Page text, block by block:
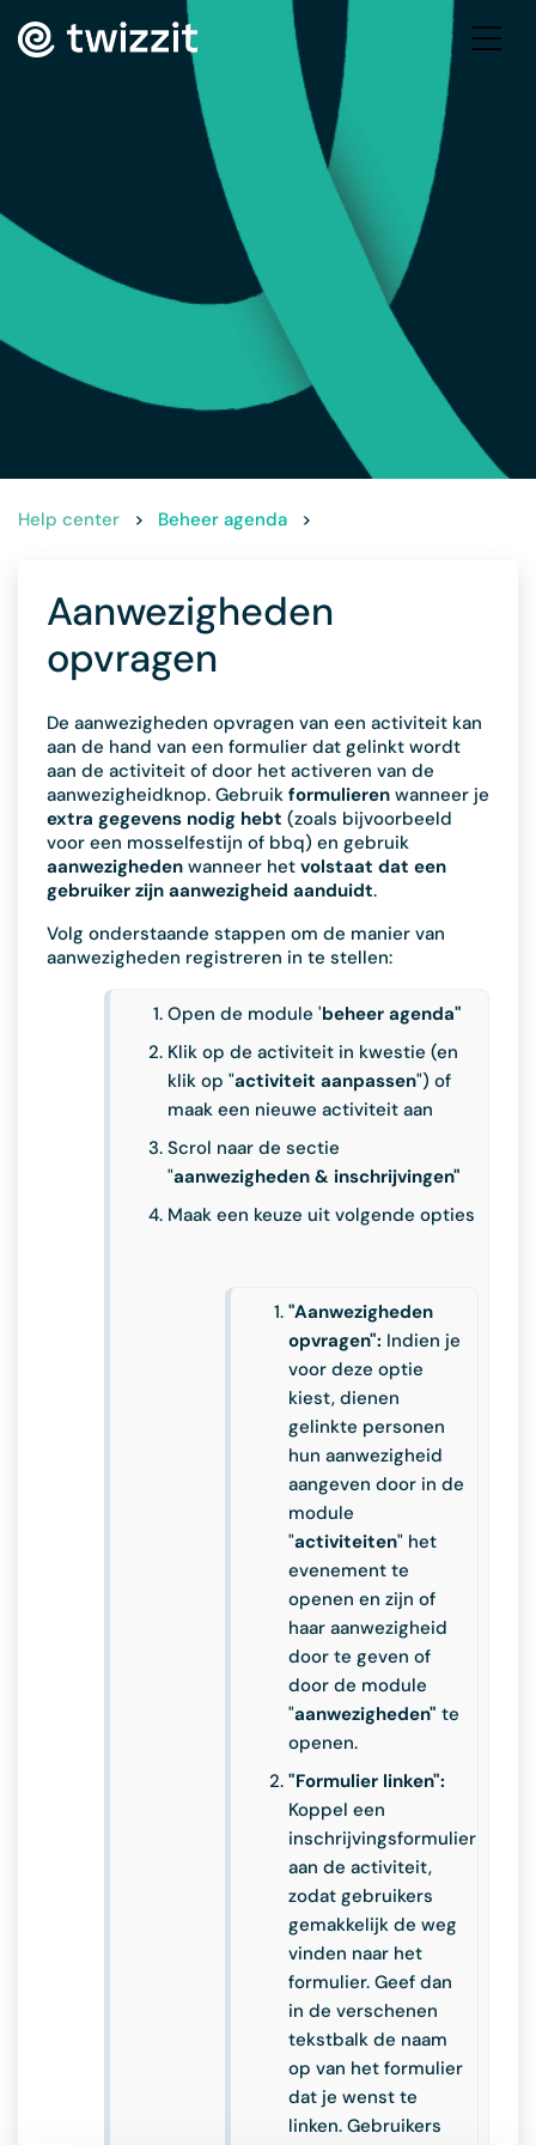
Help center > Beheer agenda >
Aanwezigheden
opvragen
De aanwezigheden opvragen van een activiteit kan
aan de hand van een formulier dat gelinkt wordt
aan de activiteit of door het activeren van de
aanwezigheidknop. Gebruik formulieren wanneer je
extra gegevens nodig hebt (zoals bijvoorbeeld
voor een mosselfestijn of bbq) en gebruik
aanwezigheden wanneer het volstaat dat een
gebruiker zijn aanwezigheid aanduidt.
Volg onderstaande stappen om de manier van
aanwezigheden registreren in te stellen:
Open de module 'beheer agenda"
Klik op de activiteit in kwestie (en
klik op "activiteit aanpassen") of
maak een nieuwe activiteit aan
Scrol naar de sectie
"aanwezigheden & inschrijvingen"
Maak een keuze uit volgende opties
"Aanwezigheden
opvragen": Indien je
voor deze optie
kiest, dienen
gelinkte personen
hun aanwezigheid
aangeven door in de
module
"activiteiten" het
evenement te
openen en zijn of
haar aanwezigheid
door te geven of
door de module
"aanwezigheden" te
openen.
"Formulier linken":
Koppel een
inschrijvingsformulier
aan de activiteit,
zodat gebruikers
gemakkelijk de weg
vinden naar het
formulier. Geef dan
in de verschenen
tekstbalk de naam
op van het formulier
dat je wenst te
linken. Gebruikers